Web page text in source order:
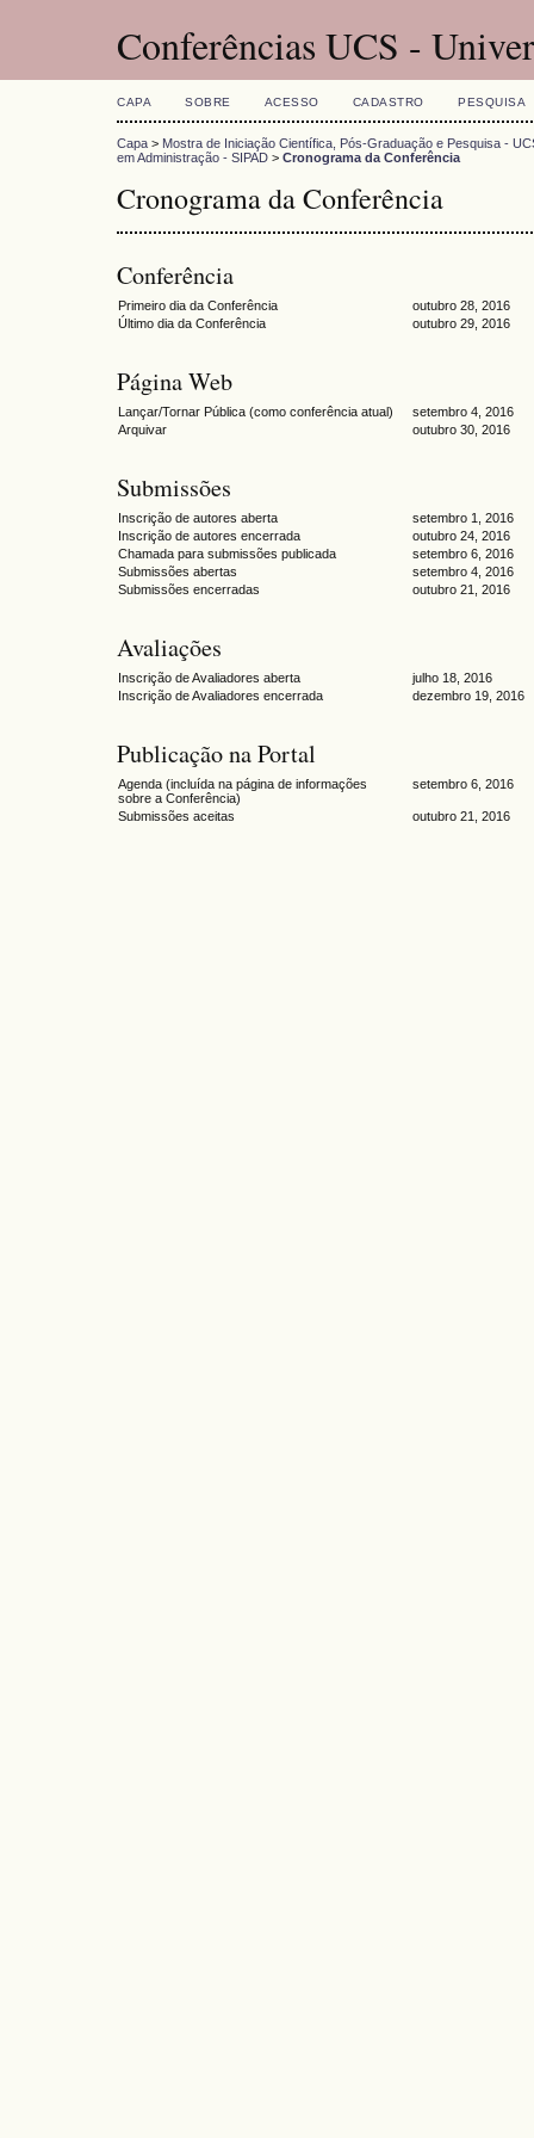
Conferências UCS -
CAPA SOBRE ACESSO CADASTRO PESQUISA
Capa > Mostra de Iniciação Científica, Pós-Graduação e Pesquisa -
em Administração - SIPAD > Cronograma da Conferência
Cronograma da Conferência
Conferência
Primeiro dia da Conferência
outubro 28, 2016
Último dia da Conferência
outubro 29, 2016
Página Web
Lançar/Tornar Pública (como conferência atual)
setembro 4, 2016
Arquivar
outubro 30, 2016
Submissões
Inscrição de autores aberta
setembro 1, 2016
Inscrição de autores encerrada
outubro 24, 2016
Chamada para submissões publicada
setembro 6, 2016
Submissões abertas
setembro 4, 2016
Submissões encerradas
outubro 21, 2016
Avaliações
Inscrição de Avaliadores aberta
julho 18, 2016
Inscrição de Avaliadores encerrada
dezembro 19, 2016
Publicação na Portal
Agenda (incluída na página de informações
sobre a Conferência)
setembro 6, 2016
Submissões aceitas outubro 21, 2016